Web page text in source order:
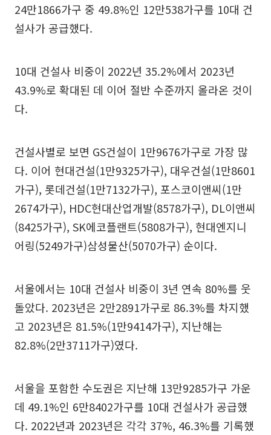
24만1866가구 중 49.8%인 12만538가구를 10대 건
설사가 공급했다.
10대 건설사 비중이 2022년 35.2%에서 2023년
43.9%로 확대된 데 이어 절반 수준까지 올라온 것이
다.
건설사별로 보면 GS건설이 1만9676가구로 가장 많
다. 이어 현대건설(1만9325가구), 대우건설(1만8601
가구), 롯데건설(1만7132가구), 포스코이앤씨(1만
2674가구), HDC현대산업개발(8578가구), DL이앤씨
(8425가구), SK에코플랜트(5808가구), 현대엔지니
어링(5249가구)삼성물산(5070가구) 순이다.
서울에서는 10대 건설사 비중이 3년 연속 80%를 웃
돌았다. 2023년은 2만2891가구로 86.3%를 차지했
고 2023년은 81.5%(1만9414가구), 지난해는
82.8%(2만3711가구)였다.
서울을 포함한 수도권은 지난해 13만9285가구 가운
데 49.1%인 6만8402가구를 10대 건설사가 공급했
다. 2022년과 2023년은 각각 37%, 46.3%를 기록했